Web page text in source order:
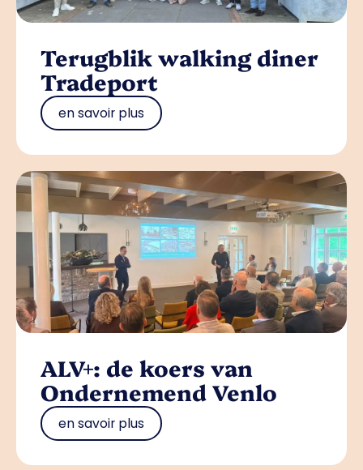
Terugblik walking diner
Tradeport
en savoir plus
ALV+: de koers van
Ondernemend Venlo
en savoir plus